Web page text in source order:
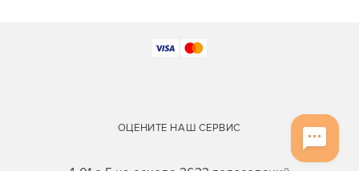
ОЦЕНИТЕ НАШ СЕРВИС